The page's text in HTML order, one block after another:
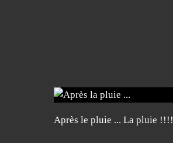
Après le pluie ... La pluie !!!!